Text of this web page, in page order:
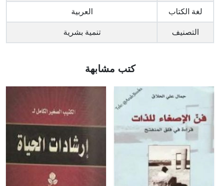
لغة الكتاب العربية
التصنيف تنمية بشرية
كتب مشابهة